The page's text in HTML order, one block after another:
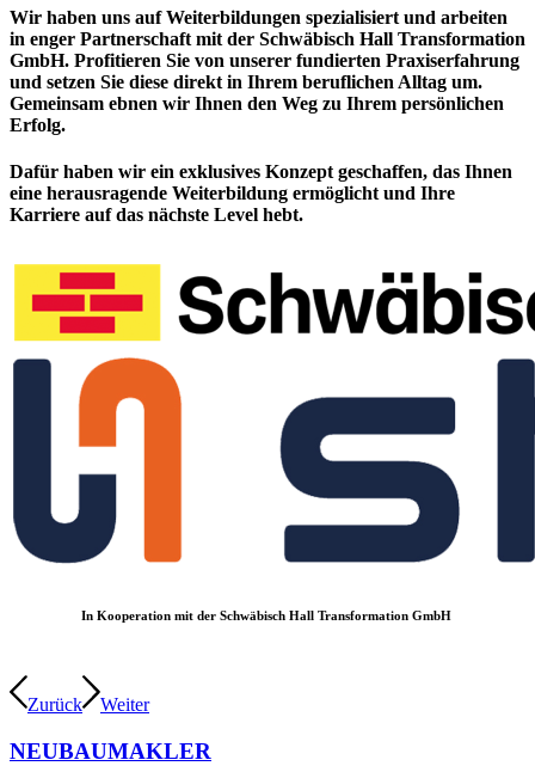
Wir haben uns auf Weiterbildungen spezialisiert und arbeiten
in enger Partnerschaft mit der Schwäbisch Hall Transformation
GmbH. Profitieren Sie von unserer fundierten Praxiserfahrung
und setzen Sie diese direkt in Ihrem beruflichen Alltag um.
Gemeinsam ebnen wir Ihnen den Weg zu Ihrem persönlichen
Erfolg.
Dafür haben wir ein exklusives Konzept geschaffen, das Ihnen
eine herausragende Weiterbildung ermöglicht und Ihre
Karriere auf das nächste Level hebt.
In Kooperation mit der Schwäbisch Hall Transformation GmbH
Zurück Weiter
NEUBAUMAKLER